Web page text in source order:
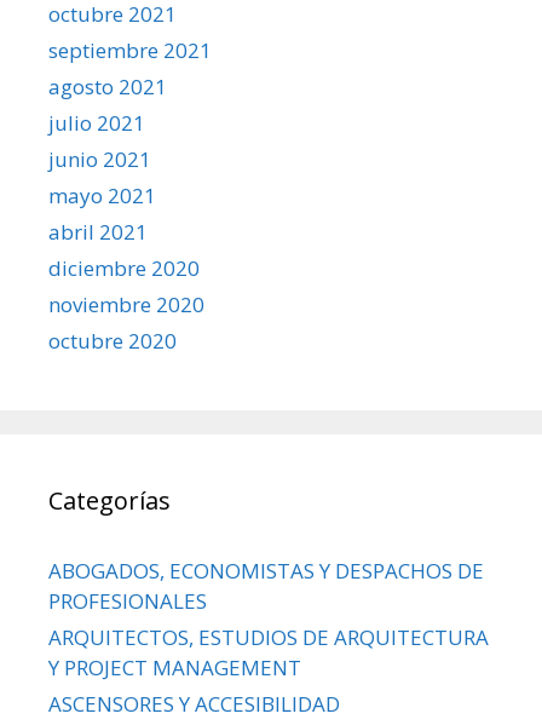
octubre 2021
septiembre 2021
agosto 2021
julio 2021
junio 2021
mayo 2021
abril 2021
diciembre 2020
noviembre 2020
octubre 2020
Categorías
ABOGADOS, ECONOMISTAS Y DESPACHOS DE
PROFESIONALES
ARQUITECTOS, ESTUDIOS DE ARQUITECTURA
Y PROJECT MANAGEMENT
ASCENSORES Y ACCESIBILIDAD